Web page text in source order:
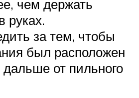
чем держать
руках.
за тем, чтобы
был расположен
от пильного